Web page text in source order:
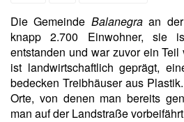
Die Gemeinde Balanegraan der
knapp 2.700 Einwohner, sie
entstanden und war zuvor ein Teil
ist landwirtschaftlich geprägt,
bedecken Treibhäuser aus
Orte, von denen man bereits
man auf der Landstraße